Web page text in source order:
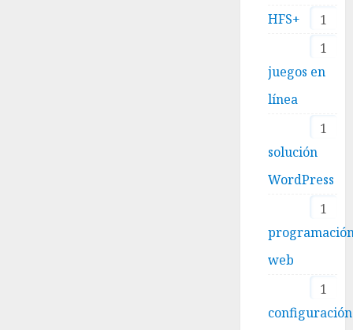
1
HFS+
1
juegos en
línea
1
solución
WordPress
1
web
1
configuración